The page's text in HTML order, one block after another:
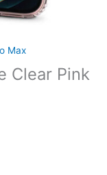
Max
Clear Pink